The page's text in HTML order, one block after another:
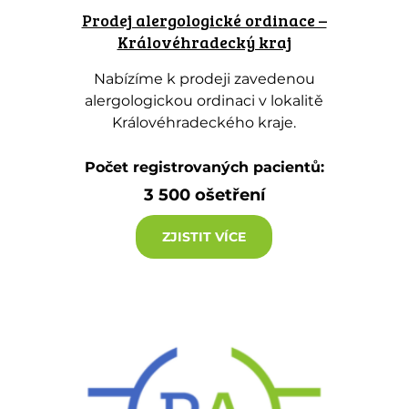
Prodej alergologické ordinace –
Královéhradecký kraj
Nabízíme k prodeji zavedenou
alergologickou ordinaci v lokalitě
Královéhradeckého kraje.
Počet registrovaných pacientů:
3 500 ošetření
ZJISTIT VÍCE